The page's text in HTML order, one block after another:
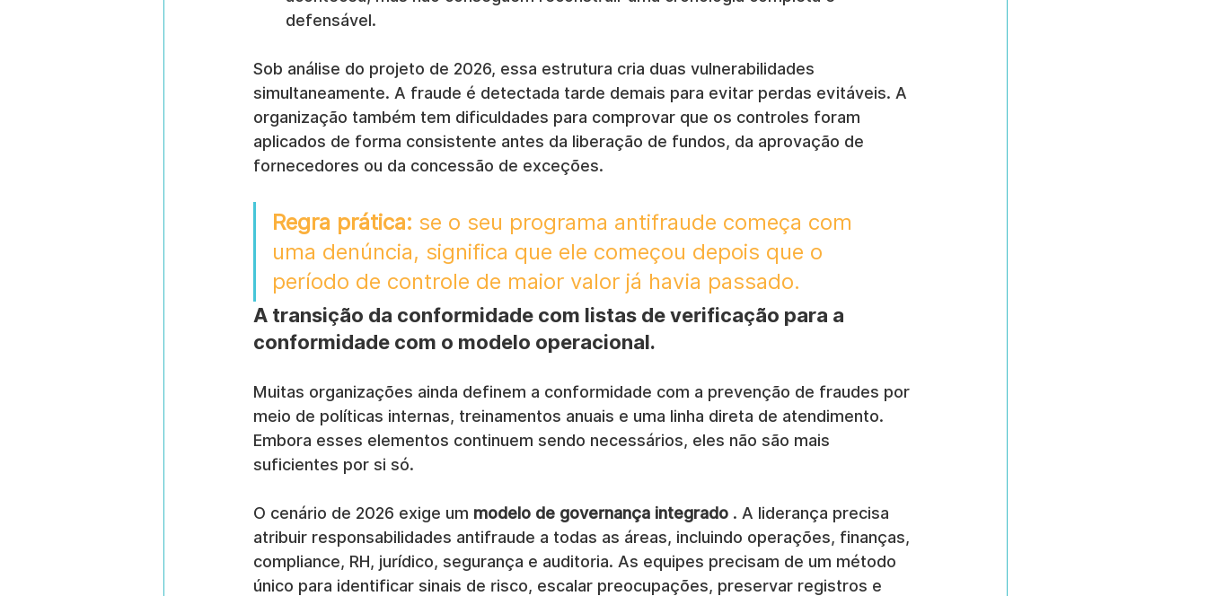
defensável.
Sob análise do projeto de 2026, essa estrutura cria duas vulnerabilidades
simultaneamente. A fraude é detectada tarde demais para evitar perdas evitáveis. A
organização também tem dificuldades para comprovar que os controles foram
aplicados de forma consistente antes da liberação de fundos, da aprovação de
fornecedores ou da concessão de exceções.
Regra prática: se o seu programa antifraude começa com
uma denúncia, significa que ele começou depois que o
período de controle de maior valor já havia passado.
A transição da conformidade com listas de verificação para a
conformidade com o modelo operacional.
Muitas organizações ainda definem a conformidade com a prevenção de fraudes por
meio de políticas internas, treinamentos anuais e uma linha direta de atendimento.
Embora esses elementos continuem sendo necessários, eles não são mais
suficientes por si só.
O cenário de 2026 exige um modelo de governança integrado . A liderança precisa
atribuir responsabilidades antifraude a todas as áreas, incluindo operações, finanças,
compliance, RH, jurídico, segurança e auditoria. As equipes precisam de um método
único para identificar sinais de risco, escalar preocupações, preservar registros e